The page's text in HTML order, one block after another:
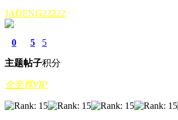
JADENG22222
0
主题
5
帖子
5
积分
金至尊VIP